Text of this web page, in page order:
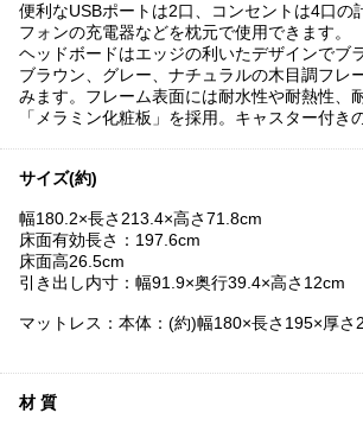
便利なUSBポートは2口、コンセントは4口の
フォンの充電器などを枕元で使用できます。
ヘッドボードはエッジの利いたデザインでブ
ブラウン、グレー、ナチュラルの木目調フレ
みます。フレーム表面には耐水性や耐熱性、
「メラミン化粧板」を採用。キャスター付き
サイズ(約)
幅180.2×長さ213.4×高さ71.8cm
床面有効長さ：197.6cm
床面高26.5cm
引き出し内寸：幅91.9×奥行39.4×高さ12cm
マットレス：本体：(約)幅180×長さ195×厚さ
材 質